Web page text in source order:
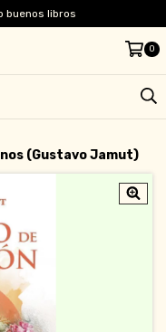
buenos libros
0
(Gustavo Jamut)